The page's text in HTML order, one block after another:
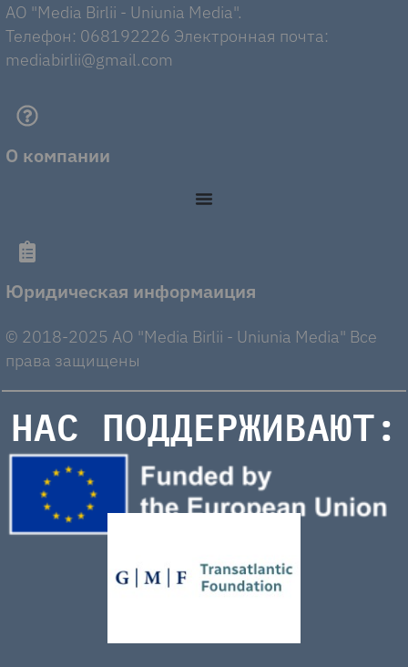
AO "Media Birlii - Uniunia Media".
Телефон: 068192226 Электронная почта:
mediabirlii@gmail.com
О компании
Юридическая информаиция
© 2018-2025 AO "Media Birlii - Uniunia Media" Все
права защищены
НАС ПОДДЕРЖИВАЮТ: